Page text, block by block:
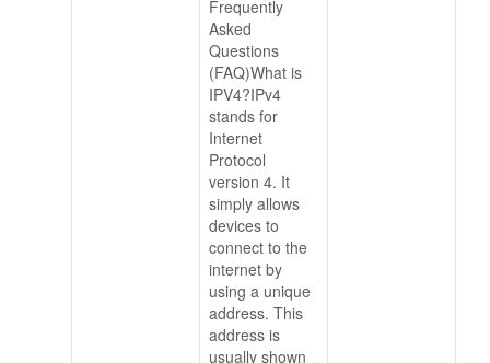
Frequently
Asked
Questions
(FAQ)What is
IPV4?IPv4
stands for
Internet
Protocol
version 4. It
simply allows
devices to
connect to the
internet by
using a unique
address. This
address is
usually shown